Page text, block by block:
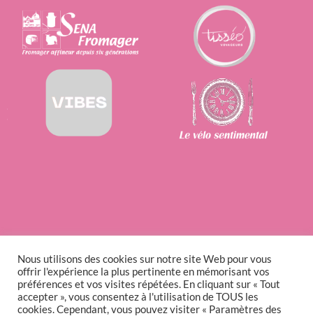
Nous utilisons des cookies sur notre site Web pour vous
offrir l'expérience la plus pertinente en mémorisant vos
préférences et vos visites répétées. En cliquant sur « Tout
accepter », vous consentez à l'utilisation de TOUS les
cookies. Cependant, vous pouvez visiter « Paramètres des